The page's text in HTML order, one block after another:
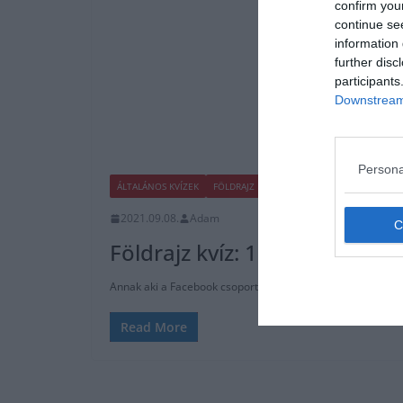
confirm
continue
information
further
ÁLTALÁNOS KVÍZEK FÖLDRAJZ
2021.09.08. Adam
Földrajz kvíz: 10 kérdéses
Annak aki a Facebook csoportunk tagja, ez könnyen fog
Read More